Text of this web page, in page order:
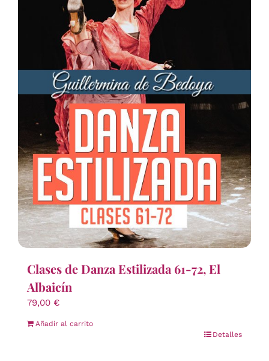
Clases de Danza Estilizada 61-72, El
Albaicín
79,00 €
Añadir al carrito
Detalles